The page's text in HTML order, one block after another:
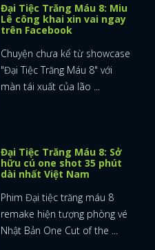
Đại Tiệc Trăng Máu 8: Miu
Lê công khai xin vai ngay
trên Facebook
Chuyện chưa kể từ showcase
"Đại Tiệc Trăng Máu 8" với
màn tái xuất của lão ...
Đại Tiệc Trăng Máu 8: Sở
hữu cú one shot 35 phút
dài nhất Việt Nam
Phim Đại tiệc trăng máu 8
remake hiện tượng phòng vé
Nhật Bản One Cut of the ...